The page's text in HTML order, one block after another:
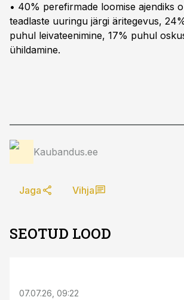
• 40% perefirmade loomise ajendiks
teadlaste uuringu järgi äritegevus,
puhul leivateenimine, 17% puhul
ühildamine.
Kaubandus.ee
Jaga Vihja
SEOTUD LOOD
07.07.26, 09:22